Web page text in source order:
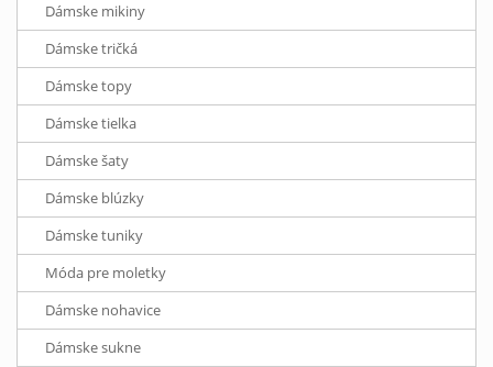
Dámske mikiny
Dámske tričká
Dámske topy
Dámske tielka
Dámske šaty
Dámske blúzky
Dámske tuniky
Móda pre moletky
Dámske nohavice
Dámske sukne